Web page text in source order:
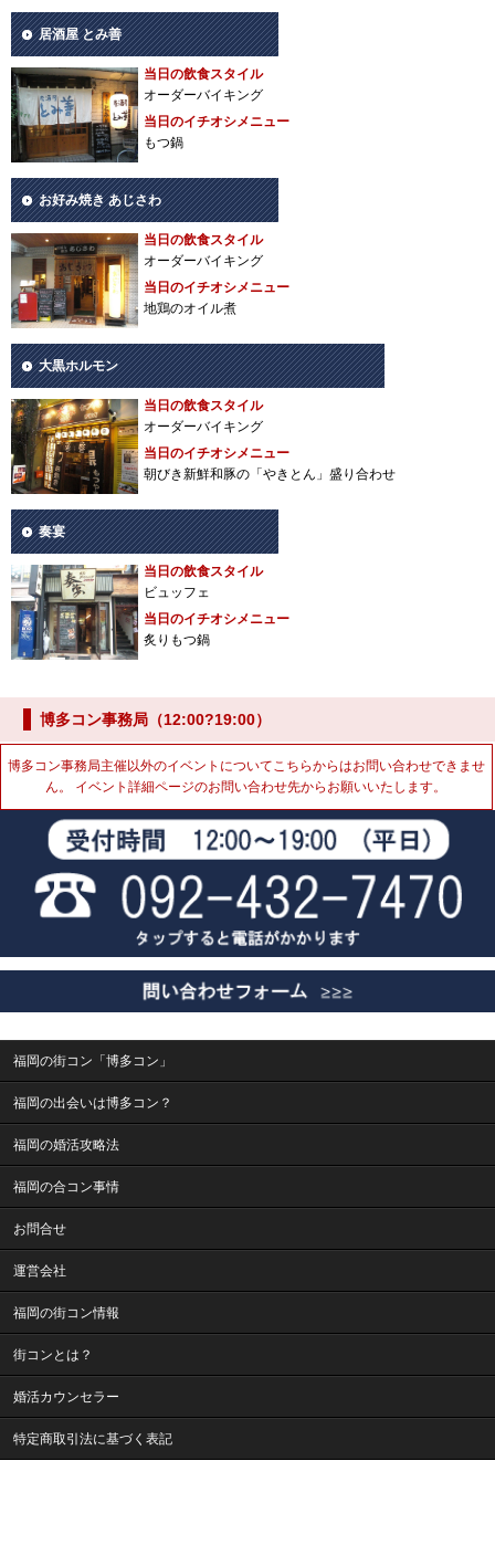
居酒屋 とみ善
当日の飲食スタイル
オーダーバイキング
当日のイチオシメニュー
もつ鍋
お好み焼き あじさわ
当日の飲食スタイル
オーダーバイキング
当日のイチオシメニュー
地鶏のオイル煮
大黒ホルモン
当日の飲食スタイル
オーダーバイキング
当日のイチオシメニュー
朝びき新鮮和豚の「やきとん」盛り合わせ
奏宴
当日の飲食スタイル
ビュッフェ
当日のイチオシメニュー
炙りもつ鍋
博多コン事務局（12:00?19:00）
博多コン事務局主催以外のイベントについてこちらからはお問い合わせできませ
ん。 イベント詳細ページのお問い合わせ先からお願いいたします。
福岡の街コン「博多コン」
福岡の出会いは博多コン？
福岡の婚活攻略法
福岡の合コン事情
お問合せ
運営会社
福岡の街コン情報
街コンとは？
婚活カウンセラー
特定商取引法に基づく表記